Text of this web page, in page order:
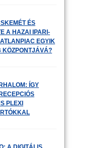
ÉS
A HAZAI IPARI-
EGYIK
KÖZPONTJÁVÁ?
ÍGY
PLEXI